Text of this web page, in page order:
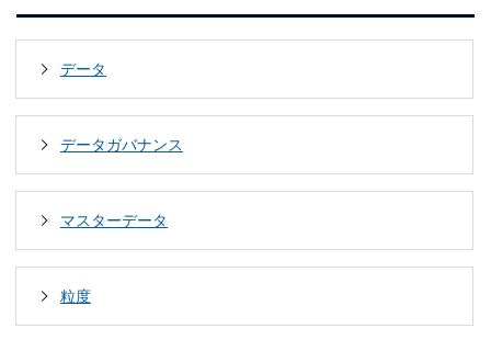
データ
データガバナンス
マスターデータ
粒度